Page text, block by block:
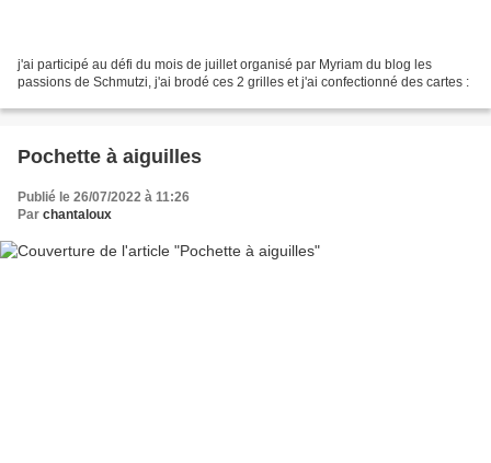
j'ai participé au défi du mois de juillet organisé par Myriam du blog les
passions de Schmutzi, j'ai brodé ces 2 grilles et j'ai confectionné des cartes :
Pochette à aiguilles
Publié le 26/07/2022 à 11:26
Par chantaloux